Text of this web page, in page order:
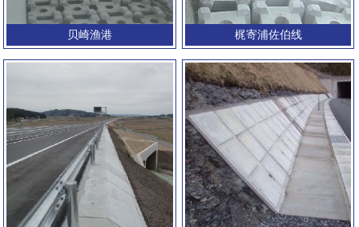
贝崎渔港 梶寄浦佐伯线